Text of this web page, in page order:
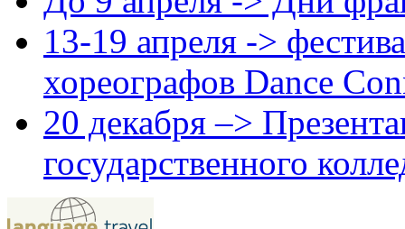
13-19 апреля ->
хореографов Dance
20 декабря –>
государственного